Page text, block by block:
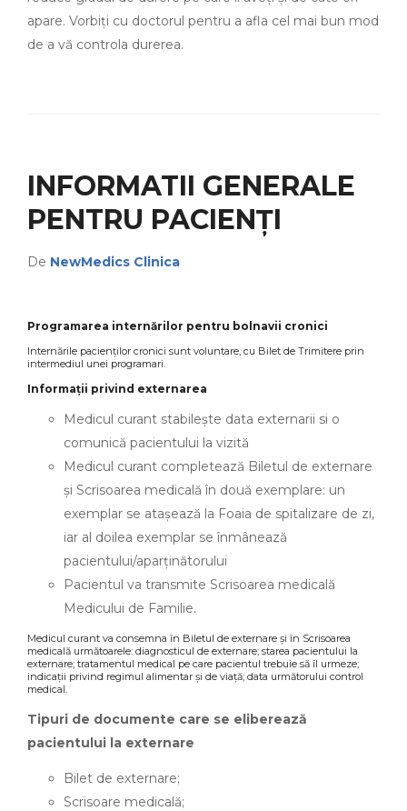
apare. Vorbiți cu doctorul pentru a afla cel mai bun mod
de a vă controla durerea.
INFORMATII GENERALE
PENTRU PACIENȚI
De NewMedics Clinica
Programarea internărilor pentru bolnavii cronici
Internările pacienților cronici sunt voluntare, cu Bilet de Trimitere prin
intermediul unei programari.
Informații privind externarea
Medicul curant stabileşte data externarii si o
comunică pacientului la vizită
Medicul curant completează Biletul de externare
şi Scrisoarea medicală în două exemplare: un
exemplar se ataşează la Foaia de spitalizare de zi,
iar al doilea exemplar se înmânează
pacientului/aparţinătorului
Pacientul va transmite Scrisoarea medicală
Medicului de Familie.
Medicul curant va consemna în Biletul de externare şi în Scrisoarea
medicală următoarele: diagnosticul de externare; starea pacientului la
externare; tratamentul medical pe care pacientul trebuie să îl urmeze;
indicaţii privind regimul alimentar şi de viaţă; data următorului control
medical.
Tipuri de documente care se eliberează
pacientului la externare
Bilet de externare;
Scrisoare medicală;